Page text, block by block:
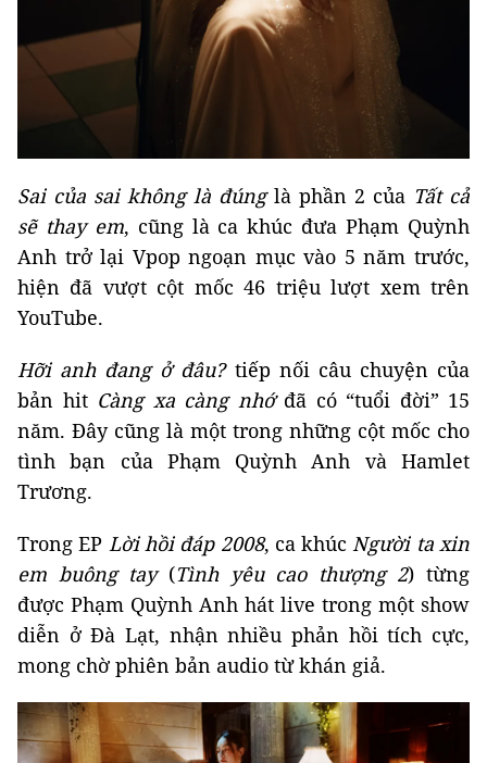
Sai của sai không là đúnglà phần 2 của Tất cả
sẽ thay em, cũng là ca khúc đưa Phạm Quỳnh
Anh trở lại Vpop ngoạn mục vào 5 năm trước,
hiện đã vượt cột mốc 46 triệu lượt xem trên
YouTube.
Hỡi anh đang ở đâu?tiếp nối câu chuyện của
bản hit Càng xa càng nhớđã có “tuổi đời” 15
năm. Đây cũng là một trong những cột mốc cho
tình bạn của Phạm Quỳnh Anh và Hamlet
Trương.
Trong EP Lời hồi đáp 2008, ca khúcNgười ta xin
em buông tay(Tình yêu cao thượng 2) từng
được Phạm Quỳnh Anh hát live trong một show
diễn ở Đà Lạt, nhận nhiều phản hồi tích cực,
mong chờ phiên bản audio từ khán giả.